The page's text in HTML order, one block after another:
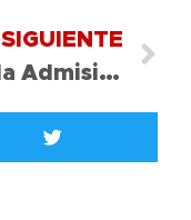
SIGUIENTE
Charla Admisión a carreras universitarias para IV medio A y B